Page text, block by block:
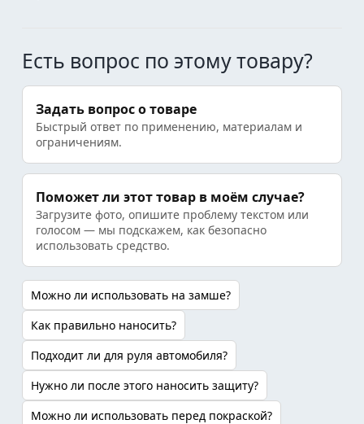
Есть вопрос по этому товару?
Задать вопрос о товаре
Быстрый ответ по применению, материалам и
ограничениям.
Поможет ли этот товар в моём случае?
Загрузите фото, опишите проблему текстом или
голосом — мы подскажем, как безопасно
использовать средство.
Можно ли использовать на замше?
Как правильно наносить?
Подходит ли для руля автомобиля?
Нужно ли после этого наносить защиту?
Можно ли использовать перед покраской?